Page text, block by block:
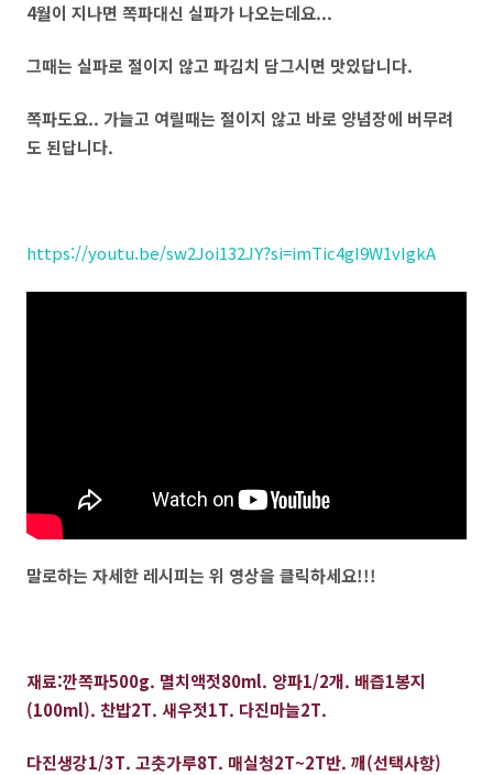
4월이 지나면 쪽파대신 실파가 나오는데요...
그때는 실파로 절이지 않고 파김치 담그시면 맛있답니다.
쪽파도요.. 가늘고 여릴때는 절이지 않고 바로 양념장에 버무려
도 된답니다.
https://youtu.be/sw2Joi132JY?si=imTic4gI9W1vIgkA
말로하는 자세한 레시피는 위 영상을 클릭하세요!!!
재료:깐쪽파500g. 멸치액젓80ml. 양파1/2개. 배즙1봉지
(100ml). 찬밥2T. 새우젓1T. 다진마늘2T.
다진생강1/3T. 고춧가루8T. 매실청2T~2T반. 깨(선택사항)